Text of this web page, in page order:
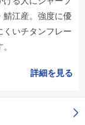
鯖江産。強度に優
くいチタンフレー
詳細を見る